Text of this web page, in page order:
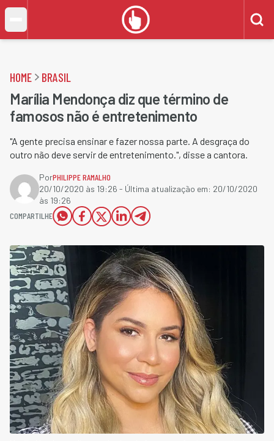
HOME BRASIL
Marília Mendonça diz que término de
famosos não é entretenimento
"A gente precisa ensinar e fazer nossa parte. A desgraça do
outro não deve servir de entretenimento.", disse a cantora.
PorPHILIPPE RAMALHO
20/10/2020 às 19:26 - Última atualização em: 20/10/2020
às 19:26
COMPARTILHE